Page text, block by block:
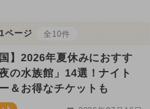
ページ 全10件
国】2026年夏休みにおすす
の水族館」14選！ナイト
＆お得なチケットも